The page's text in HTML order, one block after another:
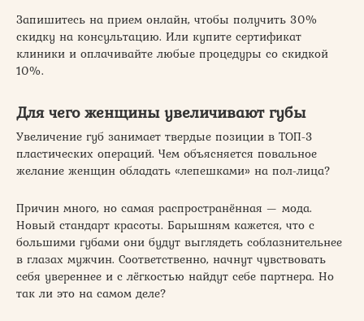
Запишитесь на прием онлайн, чтобы получить 30%
скидку на консультацию. Или купите сертификат
клиники и оплачивайте любые процедуры со скидкой
10%.
Для чего женщины увеличивают губы
Увеличение губ занимает твердые позиции в ТОП-3
пластических операций. Чем объясняется повальное
желание женщин обладать «лепешками» на пол-лица?
Причин много, но самая распространённая — мода.
Новый стандарт красоты. Барышням кажется, что с
большими губами они будут выглядеть соблазнительнее
в глазах мужчин. Соответственно, начнут чувствовать
себя увереннее и с лёгкостью найдут себе партнера. Но
так ли это на самом деле?